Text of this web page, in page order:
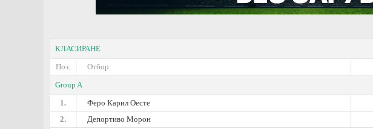
КЛАСИРАНЕ
Поз.
Отбор
Group A
1.
Феро Карил Оесте
2.
Депортиво Морон